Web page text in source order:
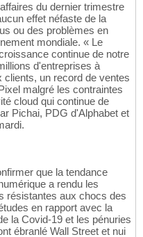
du dernier trimestre
effet néfaste de la
ou des problèmes en
mondiale. « Le
continue de notre
d'entreprises à
clients, un record de ventes
malgré les contraintes
cloud qui continue de
Pichai, PDG d'Alphabet et
que la tendance
a rendu les
résistantes aux chocs des
en rapport avec la
la Covid-19 et les pénuries
ébranlé Wall Street et nui